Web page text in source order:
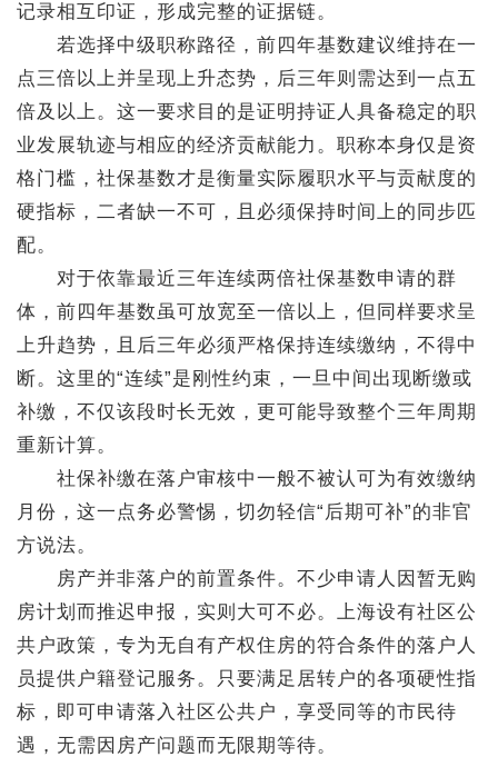
记录相互印证，形成完整的证据链。
若选择中级职称路径，前四年基数建议维持在一
点三倍以上并呈现上升态势，后三年则需达到一点五
倍及以上。这一要求目的是证明持证人具备稳定的职
业发展轨迹与相应的经济贡献能力。职称本身仅是资
格门槛，社保基数才是衡量实际履职水平与贡献度的
硬指标，二者缺一不可，且必须保持时间上的同步匹
配。
对于依靠最近三年连续两倍社保基数申请的群
体，前四年基数虽可放宽至一倍以上，但同样要求呈
上升趋势，且后三年必须严格保持连续缴纳，不得中
断。这里的“连续”是刚性约束，一旦中间出现断缴或
补缴，不仅该段时长无效，更可能导致整个三年周期
重新计算。
社保补缴在落户审核中一般不被认可为有效缴纳
月份，这一点务必警惕，切勿轻信“后期可补”的非官
方说法。
房产并非落户的前置条件。不少申请人因暂无购
房计划而推迟申报，实则大可不必。上海设有社区公
共户政策，专为无自有产权住房的符合条件的落户人
员提供户籍登记服务。只要满足居转户的各项硬性指
标，即可申请落入社区公共户，享受同等的市民待
遇，无需因房产问题而无限期等待。